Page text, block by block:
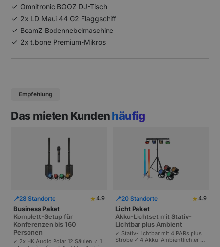
Omnitronic BOOZ DJ-Tisch
2x LD Maui 44 G2 Flaggschiff
BeamZ Bodennebelmaschine
2x t.bone Premium-Mikros
Empfehlung
Das mieten Kunden häufig
📍28 Standorte ★4.9
Business Paket
Komplett-Setup für
Konferenzen bis 160
Personen
✓ 2x HK Audio Polar 12 Säulen ✓ 1
📍20 Standorte ★4.9
Licht Paket
Akku-Lichtset mit Stativ-
Lichtbar plus Ambient
✓ Stativ-Lichtbar mit 4 PARs plus
Strobe ✓ 4 Akku-Ambientlichter ✓